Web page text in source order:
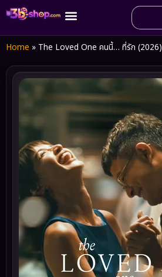
Home » The Loved One คนนี้… ที่รัก (2026)